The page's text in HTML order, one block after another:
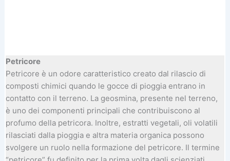
Petricore
Petricore è un odore caratteristico creato dal rilascio di
composti chimici quando le gocce di pioggia entrano in
contatto con il terreno. La geosmina, presente nel terreno,
è uno dei componenti principali che contribuiscono al
profumo della petricora. Inoltre, estratti vegetali, oli volatili
rilasciati dalla pioggia e altra materia organica possono
svolgere un ruolo nella formazione del petricore. Il termine